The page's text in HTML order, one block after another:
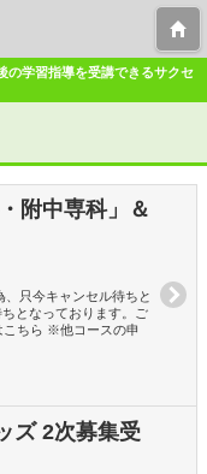
の学習指導を受講できるサクセ
附中専科」＆
只今キャンセル待ちと
となっております。ご
ちら ※他コースの申
ズ 2次募集受